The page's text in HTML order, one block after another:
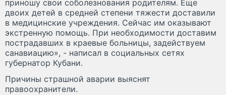
приношу свои соболезнования родителям. Еще
двоих детей в средней степени тяжести доставили
в медицинские учреждения. Сейчас им оказывают
экстренную помощь. При необходимости доставим
пострадавших в краевые больницы, задействуем
санавиацию», - написал в социальных сетях
губернатор Кубани.
Причины страшной аварии выяснят
правоохранители.